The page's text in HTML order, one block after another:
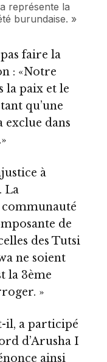
représente la
burundaise. »
faire la
: «Notre
la paix et le
qu’une
exclue dans
à
La
de
des Tutsi
ne soient
la 3ème
»
il, a participé
d’Arusha I
ainsi